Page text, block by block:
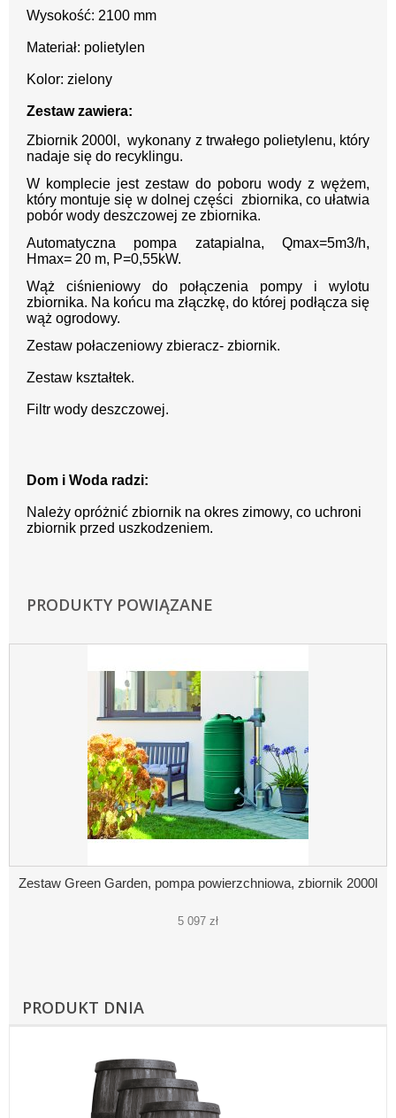
Wysokość: 2100 mm
Materiał: polietylen
Kolor: zielony
Zestaw zawiera:
Zbiornik 2000l, wykonany z trwałego polietylenu, który
nadaje się do recyklingu.
W komplecie jest zestaw do poboru wody z wężem,
który montuje się w dolnej części zbiornika, co ułatwia
pobór wody deszczowej ze zbiornika.
Automatyczna pompa zatapialna, Qmax=5m3/h,
Hmax= 20 m, P=0,55kW.
Wąż ciśnieniowy do połączenia pompy i wylotu
zbiornika. Na końcu ma złączkę, do której podłącza się
wąż ogrodowy.
Zestaw połaczeniowy zbieracz- zbiornik.
Zestaw kształtek.
Filtr wody deszczowej.
Dom i Woda radzi:
Należy opróżnić zbiornik na okres zimowy, co uchroni
zbiornik przed uszkodzeniem.
PRODUKTY POWIĄZANE
Zestaw Green Garden, pompa powierzchniowa, zbiornik 2000l
5 097 zł
PRODUKT DNIA